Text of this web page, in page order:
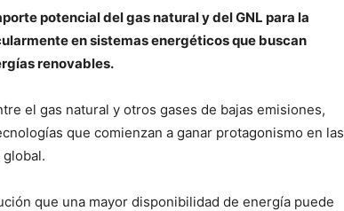
potencial del gas natural y del GNL para la
en sistemas energéticos que buscan
renovables.
el gas natural y otros gases de bajas emisiones,
que comienzan a ganar protagonismo en las
que una mayor disponibilidad de energía puede